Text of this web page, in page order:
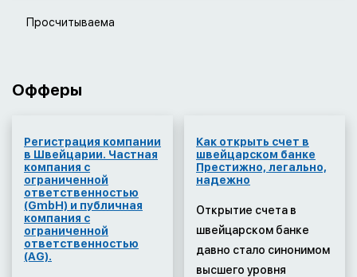
Просчитываема
Офферы
Регистрация компании
в Швейцарии. Частная
компания с
ограниченной
ответственностью
(GmbH) и публичная
компания с
ограниченной
ответственностью
(AG).
Как открыть счет в
швейцарском банке
Престижно, легально,
надежно
Открытие счета в
швейцарском банке
давно стало синонимом
высшего уровня